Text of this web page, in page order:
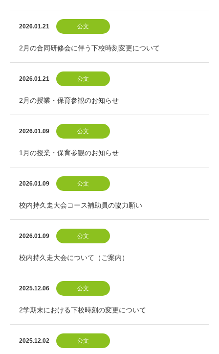
2026.01.21 公文
2月の合同研修会に伴う下校時刻変更について
2026.01.21 公文
2月の授業・保育参観のお知らせ
2026.01.09 公文
1月の授業・保育参観のお知らせ
2026.01.09 公文
校内持久走大会コース補助員の協力願い
2026.01.09 公文
校内持久走大会について（ご案内）
2025.12.06 公文
2学期末における下校時刻の変更について
2025.12.02 公文